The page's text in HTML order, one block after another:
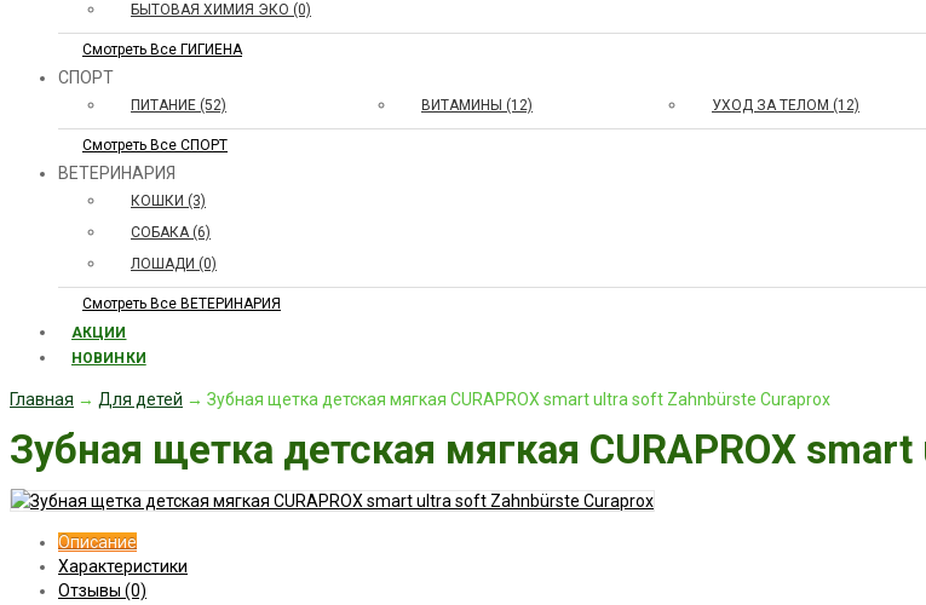
БЫТОВАЯ ХИМИЯ ЭКО (0)
Смотреть Все ГИГИЕНА
СПОРТ
ПИТАНИЕ (52) ВИТАМИНЫ (12) УХОД ЗА ТЕЛОМ (12)
Смотреть Все СПОРТ
ВЕТЕРИНАРИЯ
КОШКИ (3)
СОБАКА (6)
ЛОШАДИ (0)
Смотреть Все ВЕТЕРИНАРИЯ
АКЦИИ
НОВИНКИ
Главная → Для детей → Зубная щетка детская мягкая CURAPROX smart ultra soft Zahnbürste Curaprox
Зубная щетка детская мягкая CURAPROX
Описание
Характеристики
Отзывы (0)